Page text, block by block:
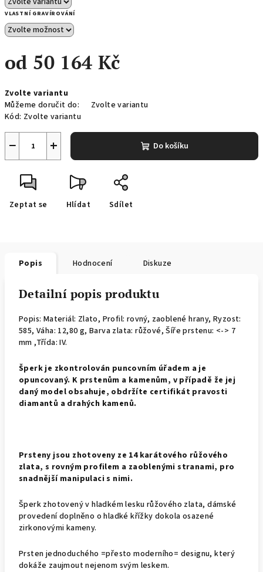
VLASTNÍ GRAVÍROVÁNÍ
od 50 164 Kč
cena:
Zvolte variantu
Můžeme doručit do:
Zvolte variantu
Kód: Zvolte variantu
+
− Do košíku
Zeptat se Hlídat Sdílet
Popis Hodnocení Diskuze
Detailní popis produktu
Popis: Materiál: Zlato, Profil: rovný, zaoblené hrany, Ryzost:
585, Váha: 12,80 g, Barva zlata: růžové, Šíře prstenu: <-> 7
mm ,Třída: IV.
Šperk je zkontrolován puncovním úřadem a je
opuncovaný. K prstenům a kamenům, v případě že jej
daný model obsahuje, obdržíte certifikát pravosti
diamantů a drahých kamenů.
Prsteny jsou zhotoveny ze 14 karátového růžového
zlata, s rovným profilem a zaoblenými stranami, pro
snadnější manipulaci s nimi.
Šperk zhotovený v hladkém lesku růžového zlata, dámské
provedení doplněno o hladké křížky dokola osazené
zirkonovými kameny.
Prsten jednoduchého =přesto moderního= designu, který
dokáže zaujmout nejenom svým leskem.